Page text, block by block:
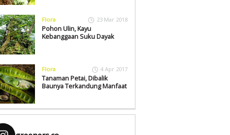
Flora 23 Mar 2018
Pohon Ulin, Kayu
Kebanggaan Suku Dayak
Flora 4 Apr 2017
Tanaman Petai, Dibalik
Baunya Terkandung Manfaat